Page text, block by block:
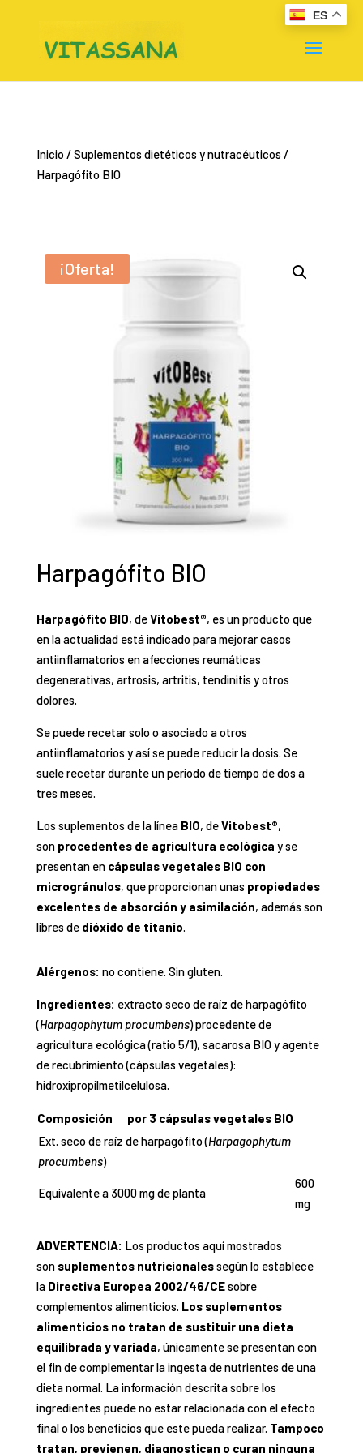
Inicio/Suplementos dietéticos y nutracéuticos /
Harpagófito BIO
¡Oferta!
Harpagófito BIO
Harpagófito BIO, deVitobest®, es un producto que
en la actualidad está indicado para mejorar casos
antiinflamatorios en afecciones reumáticas
degenerativas, artrosis, artritis, tendinitis y otros
dolores.
Se puede recetar solo o asociado a otros
antiinflamatorios y así se puede reducir la dosis. Se
suele recetar durante un periodo de tiempo de dos a
tres meses.
Los suplementos de la línea BIO, deVitobest®,
son procedentes de agricultura ecológica y se
presentan en cápsulas vegetales BIO con
microgránulos, que proporcionan unas propiedades
excelentes de absorción y asimilación, además son
libres de dióxido de titanio.
Alérgenos: no contiene. Sin gluten.
Ingredientes: extracto seco de raíz de harpagófito
(Harpagophytum procumbens) procedente de
agricultura ecológica (ratio 5/1), sacarosa BIO y agente
de recubrimiento (cápsulas vegetales):
hidroxipropilmetilcelulosa.
Composición
por 3 cápsulas vegetales BIO
Ext. seco de raíz de harpagófito (Harpagophytum
procumbens)
Equivalente a 3000 mg de planta
600
mg
ADVERTENCIA: Los productos aquí mostrados
son suplementos nutricionalessegún lo establece
la Directiva Europea 2002/46/CEsobre
complementos alimenticios. Los suplementos
alimenticios no tratan de sustituir una dieta
equilibrada y variada, únicamente se presentan con
el fin de complementar la ingesta de nutrientes de una
dieta normal. La información descrita sobre los
ingredientes puede no estar relacionada con el efecto
final o los beneficios que este pueda realizar. Tampoco
tratan, previenen, diagnostican o curan ninguna
ES